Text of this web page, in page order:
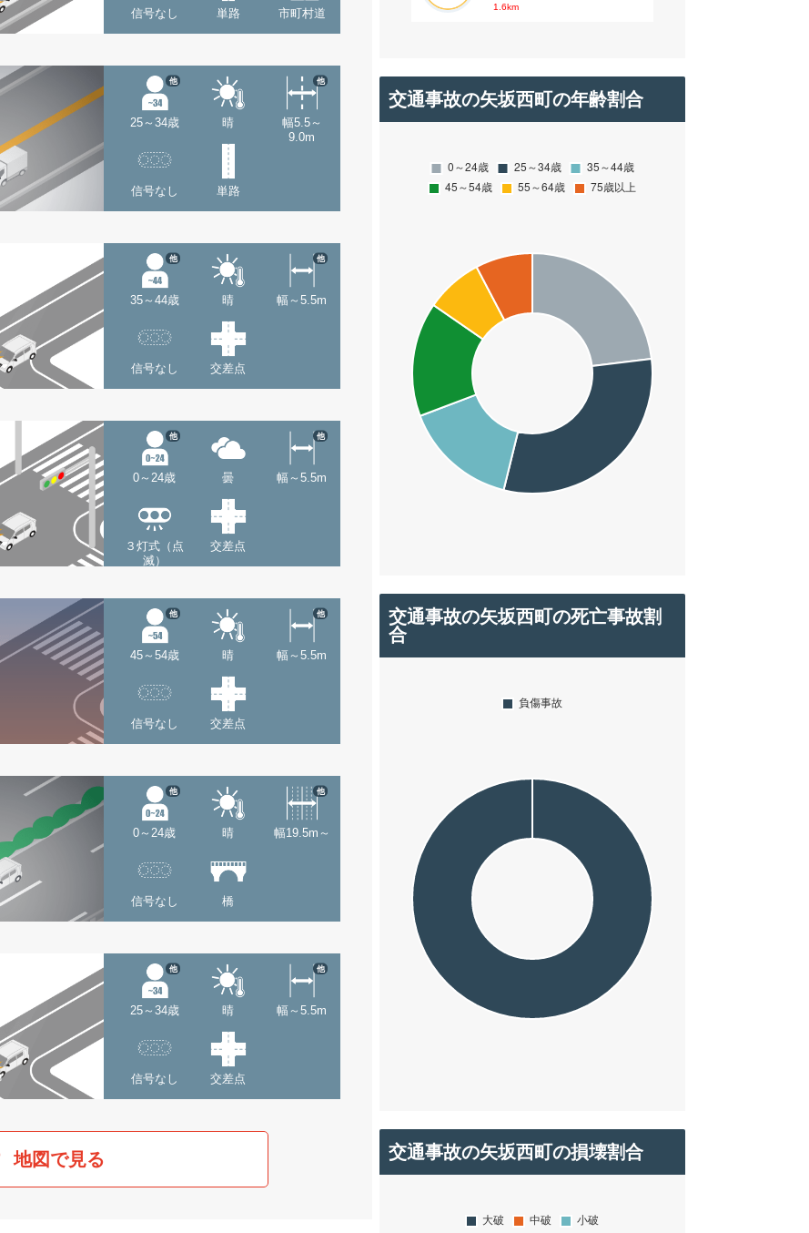
信号なし 単路 市町村道
25～34歳
他
晴
幅5.5～
9.0m
他
信号なし 単路
35～44歳
他
晴 幅～5.5m
他
信号なし 交差点
0～24歳
他
曇 幅～5.5m
他
３灯式（点
滅）
交差点
45～54歳
他
晴 幅～5.5m
他
信号なし 交差点
0～24歳
他
晴 幅19.5m～
他
信号なし 橋
25～34歳
他
晴 幅～5.5m
他
信号なし 交差点
地図で見る
1.6km
交通事故の矢坂西町の年齢割合
交通事故の矢坂西町の死亡事故割
合
交通事故の矢坂西町の損壊割合